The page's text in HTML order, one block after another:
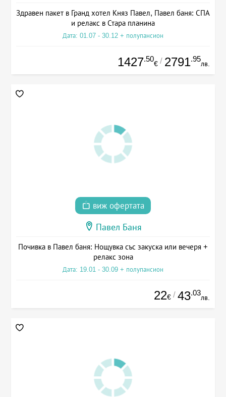
Здравен пакет в Гранд хотел Княз Павел, Павел баня: СПА
и релакс в Стара планина
Дата: 01.07 - 30.12 + полупансион
1427.50
€ / 2791.95
лв.
виж офертата
Павел Баня
Почивка в Павел баня: Нощувка със закуска или вечеря +
релакс зона
Дата: 19.01 - 30.09 + полупансион
22€ / 43.03
лв.